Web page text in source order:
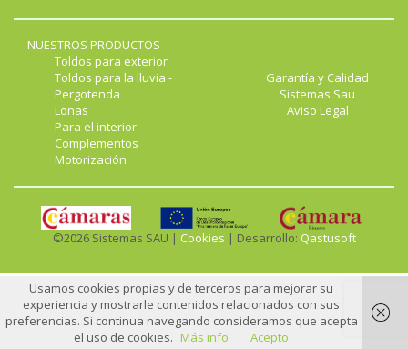
NUESTROS PRODUCTOS
Toldos para exterior
Toldos para la lluvia -
Pergotenda
Lonas
Para el interior
Complementos
Motorización
Garantía y Calidad
Sistemas Sau
Aviso Legal
©2026 Sistemas SAU | Cookies | Desarrollo: Qastusoft
Usamos cookies propias y de terceros para mejorar su
experiencia y mostrarle contenidos relacionados con sus
preferencias. Si continua navegando consideramos que acepta
el uso de cookies. Más info Acepto